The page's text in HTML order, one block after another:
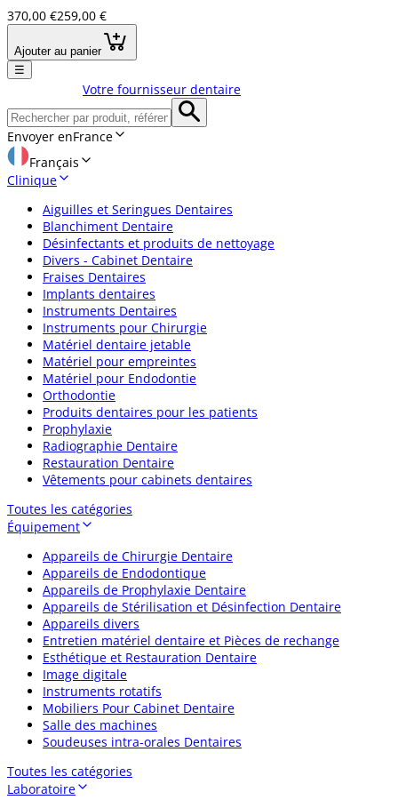
370,00 €259,00 €
Ajouter au panier
☰
Votre fournisseur dentaire
Envoyer enFrance
Français
Clinique
Aiguilles et Seringues Dentaires
Blanchiment Dentaire
Désinfectants et produits de nettoyage
Divers - Cabinet Dentaire
Fraises Dentaires
Implants dentaires
Instruments Dentaires
Instruments pour Chirurgie
Matériel dentaire jetable
Matériel pour empreintes
Matériel pour Endodontie
Orthodontie
Produits dentaires pour les patients
Prophylaxie
Radiographie Dentaire
Restauration Dentaire
Vêtements pour cabinets dentaires
Toutes les catégories
Équipement
Appareils de Chirurgie Dentaire
Appareils de Endodontique
Appareils de Prophylaxie Dentaire
Appareils de Stérilisation et Désinfection Dentaire
Appareils divers
Entretien matériel dentaire et Pièces de rechange
Esthétique et Restauration Dentaire
Image digitale
Instruments rotatifs
Mobiliers Pour Cabinet Dentaire
Salle des machines
Soudeuses intra-orales Dentaires
Toutes les catégories
Laboratoire